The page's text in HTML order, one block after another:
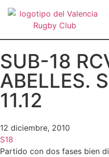
SUB-18
ABELLES.
11.12
12 diciembre, 2010
S18
Partido con dos fases bien